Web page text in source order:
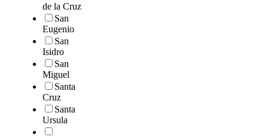
de la Cruz
San
Eugenio
San
Isidro
San
Miguel
Santa
Cruz
Santa
Ursula